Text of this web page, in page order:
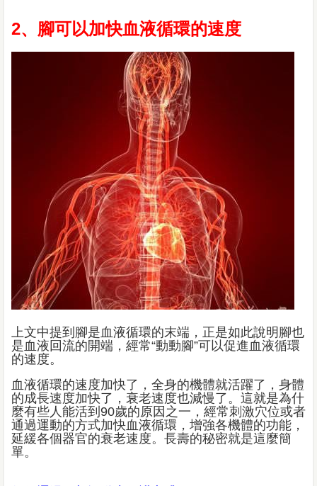
2、腳可以加快血液循環的速度
上文中提到腳是血液循環的末端，正是如此說明腳也
是血液回流的開端，經常“動動腳”可以促進血液循環
的速度。
血液循環的速度加快了，全身的機體就活躍了，身體
的成長速度加快了，衰老速度也減慢了。這就是為什
麼有些人能活到90歲的原因之一，經常刺激穴位或者
通過運動的方式加快血液循環，增強各機體的功能，
延緩各個器官的衰老速度。長壽的秘密就是這麼簡
單。